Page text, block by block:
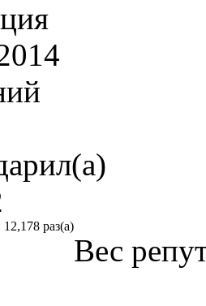
раз(а)
Вес